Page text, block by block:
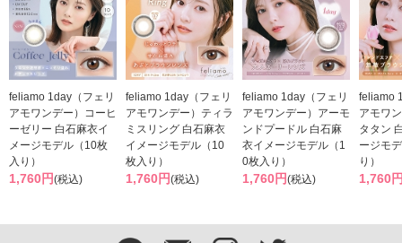
feliamo 1day（フェリ
アモワンデー）コーヒ
ーゼリー 白石麻衣イ
メージモデル（10枚
入り）
1,760円(税込)
feliamo 1day（フェリ
アモワンデー）ティラ
ミスリング 白石麻衣
イメージモデル（10
枚入り）
1,760円(税込)
feliamo 1day（フェリ
アモワンデー）アーモ
ンドプードル 白石麻
衣イメージモデル（1
0枚入り）
1,760円(税込)
feliamo
アモワ
タタン
ージモ
り）
1,760